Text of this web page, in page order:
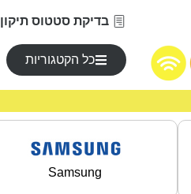
בדיקת סטטוס תיקון
כל הקטגוריות
Samsung